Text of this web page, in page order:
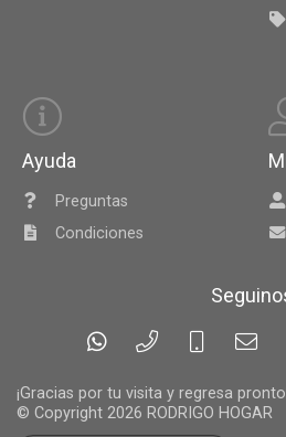
Ayuda
Preguntas
Condiciones
¡Gracias por tu visita y regresa
© Copyright 2026 RODRIGO HOGAR